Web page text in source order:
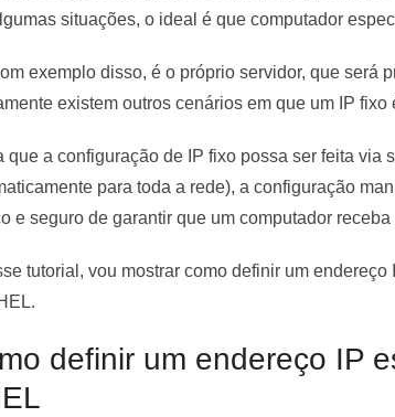
situações, o ideal é que computador
exemplo disso, é o próprio servidor, que será
existem outros cenários em que um IP fixo
que a configuração de IP fixo possa ser feita via
para toda a rede), a configuração
e seguro de garantir que um computador receba
tutorial, vou mostrar como definir um
definir um endereço IP